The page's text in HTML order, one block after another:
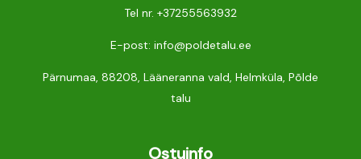
Tel nr. +37255563932
E-post: info@poldetalu.ee
Pärnumaa, 88208, Lääneranna vald, Helmküla, Põlde
talu
Ostuinfo